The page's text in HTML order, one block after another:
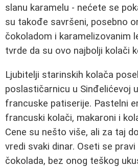
slanu karamelu - nećete se
su takođe savršeni, posebno
čokoladom i karamelizovanim
tvrde da su ovo najbolji kolači
Ljubitelji starinskih kolača
poslastičarnicu u Sinđelićevoj
francuske patiserije. Pastelni
francuski kolači, makaroni i
Cene su nešto više, ali za taj
vredi svaki dinar. Oseti se
čokolada, bez onog teškog